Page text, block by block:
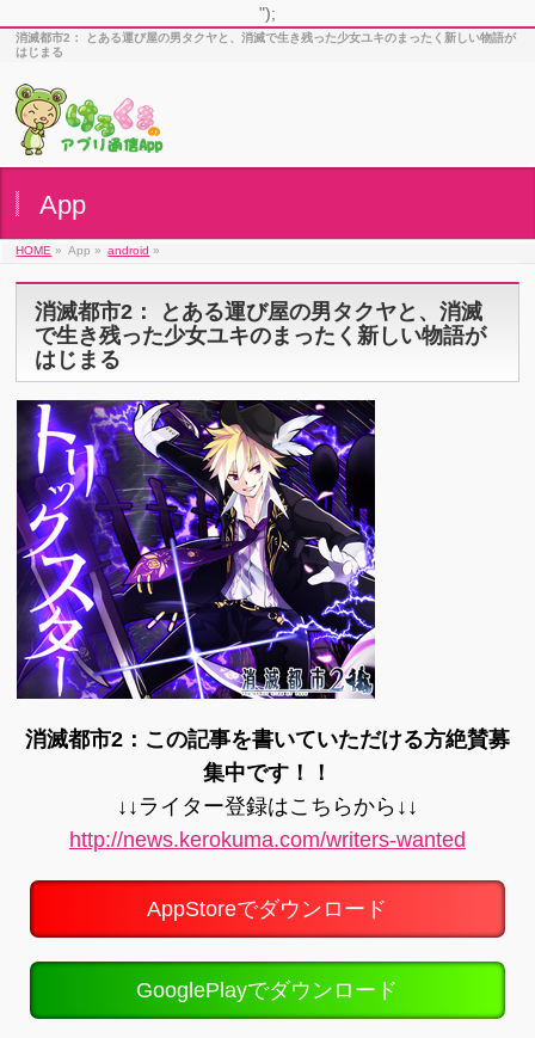
");
消滅都市2： とある運び屋の男タクヤと、消滅で生き残った少女ユキのまったく新しい物語が
はじまる
App
HOME » App » android »
消滅都市2： とある運び屋の男タクヤと、消滅
で生き残った少女ユキのまったく新しい物語が
はじまる
消滅都市2：この記事を書いていただける方絶賛募
集中です！！
↓↓ライター登録はこちらから↓↓
http://news.kerokuma.com/writers-wanted
AppStoreでダウンロード
GooglePlayでダウンロード